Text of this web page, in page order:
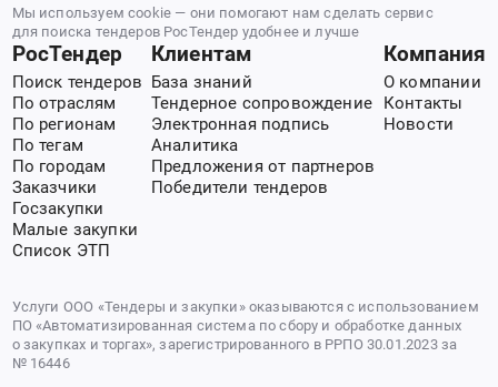
Мы используем cookie — они помогают нам сделать сервис
для поиска тендеров РосТендер удобнее и лучше
РосТендер
Поиск тендеров
По отраслям
По регионам
По тегам
По городам
Заказчики
Госзакупки
Малые закупки
Список ЭТП
Клиентам
База знаний
Тендерное сопровождение
Электронная подпись
Аналитика
Предложения от партнеров
Победители тендеров
Компания
О компании
Контакты
Новости
Услуги ООО «Тендеры и закупки» оказываются с использованием
ПО «Автоматизированная система по сбору и обработке данных
о закупках и торгах», зарегистрированного в РРПО 30.01.2023 за
№ 16446